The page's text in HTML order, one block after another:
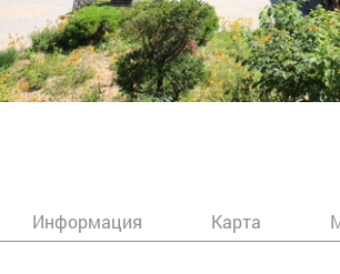
Информация Карта